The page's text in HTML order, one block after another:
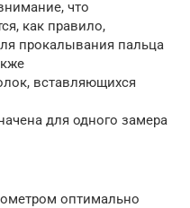
что
как правило,
прокалывания пальца
вставляющихся
для одного замера
оптимально